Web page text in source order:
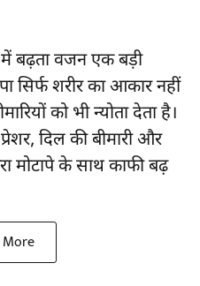
बढ़ता वजन एक बड़ी
सिर्फ शरीर का आकार नहीं
को भी न्योता देता है।
दिल की बीमारी और
मोटापे के साथ काफी बढ़
More